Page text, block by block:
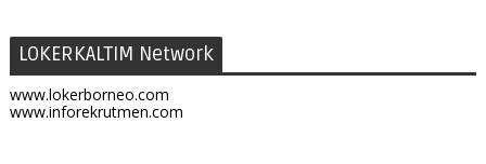
LOKERKALTIM Network
www.lokerborneo.com
www.inforekrutmen.com